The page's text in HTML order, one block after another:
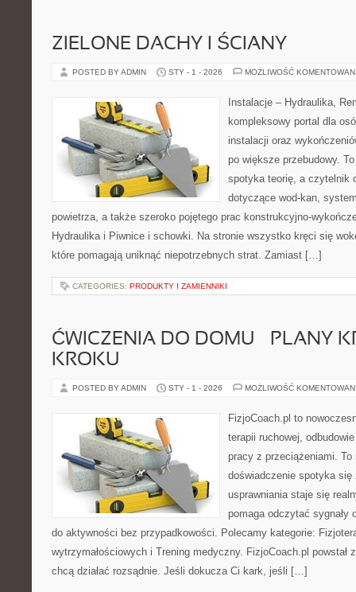
ZIELONE DACHY I ŚCIANY
POSTED BY ADMIN STY - 1 - 2026 MOŻLIWOŚĆ
Instalacje – Hydraulika,
kompleksowy portal dla
instalacji oraz
po większe przebudowy.
spotyka teorię, a czytelnik
dotyczące wod-kan,
powietrza, a także szeroko pojętego prac konstrukcyjno-
Hydraulika i Piwnice i schowki. Na stronie wszystko kręci się
które pomagają uniknąć niepotrzebnych strat. Zamiast […]
CATEGORIES: PRODUKTY I ZAMIENNIKI
ĆWICZENIA DO DOMU – PLANY
KROKU
POSTED BY ADMIN STY - 1 - 2026 MOŻLIWOŚĆ
FizjoCoach.pl to
terapii ruchowej,
pracy z przeciążeniami.
doświadczenie spotyka
usprawniania staje się
pomaga odczytać sygnały
do aktywności bez przypadkowości. Polecamy kategorie:
wytrzymałościowych i Trening medyczny. FizjoCoach.pl powstał
chcą działać rozsądnie. Jeśli dokucza Ci kark, jeśli […]